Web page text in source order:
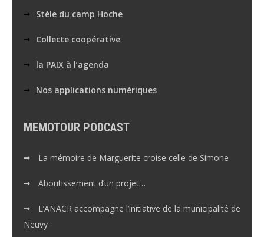
Stèle du camp Hoche
Collecte coopérative
la PAIX à l’agenda
Nos applications numériques
MEMOTOUR PODCAST
La mémoire de Marguerite croise celle de Simone
Aboutissement d’un projet…
L’ANACR accompagne l’initiative de la municipalité de
Neuvy